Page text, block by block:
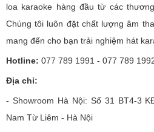
loa karaoke hàng đầu từ các
Chúng tôi luôn đặt chất lượng âm
mang đến cho bạn trải nghiệm hát
Hotline: 077 789 1991 - 077 789
Địa chỉ:
- Showroom Hà Nội: Số 31 BT4-3
Nam Từ Liêm - Hà Nội